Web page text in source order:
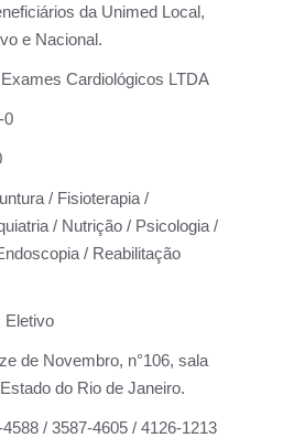
da Unimed Local,
e Nacional.
Cardiológicos LTDA
0
/ Fisioterapia /
/ Nutrição / Psicologia /
/ Reabilitação
Eletivo
de Novembro, n°106, sala
do Rio de Janeiro.
/ 3587-4605 / 4126-1213